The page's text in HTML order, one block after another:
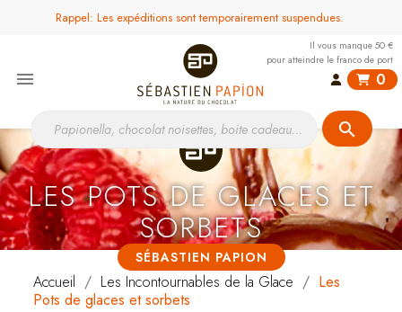
Rappel: Les expéditions sont temporairement suspendues.
search
0
Il vous manque 50 €
pour atteindre le franco de port

LES POTS DE GLACES ET
SORBETS
SÉBASTIEN PAPION
Accueil Les Incontournables de la Glace
Les
Pots de glaces et sorbets